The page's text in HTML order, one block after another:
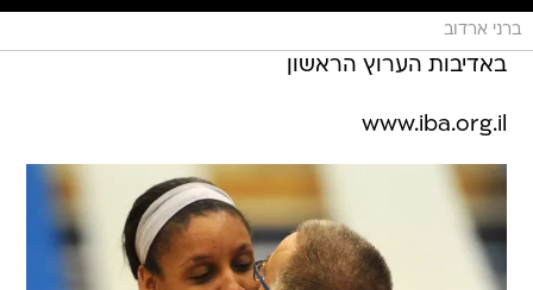
ברני ארדוב
באדיבות הערוץ הראשון
www.iba.org.il